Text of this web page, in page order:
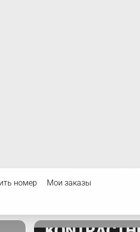
номер Мои заказы